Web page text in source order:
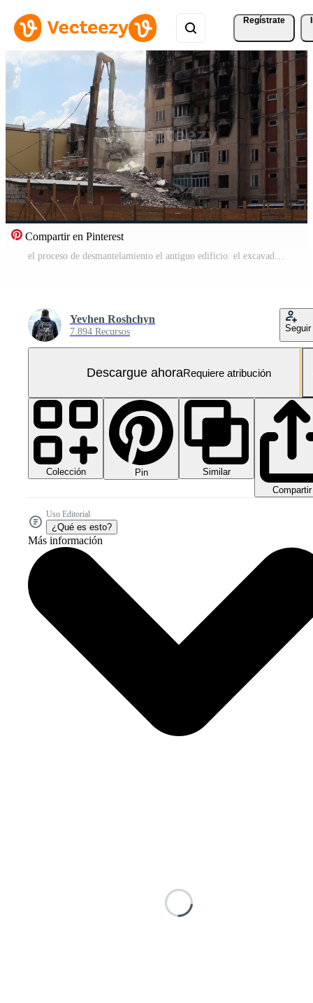
Regístrate
Compartir en Pinterest
el proceso de desmantelamiento el antiguo edificio. el excavador rompe el casa. demolición de arruinado alojamiento. construcción excavador demuele el casa. Ucrania, Irpin - mayo 12, 2023.
Yevhen Roshchyn
7.894 Recursos Seguir
Descargue ahoraRequiere atribución
Colección Pin
Similar
Compartir
Uso Editorial
¿Qué es esto?
Más información